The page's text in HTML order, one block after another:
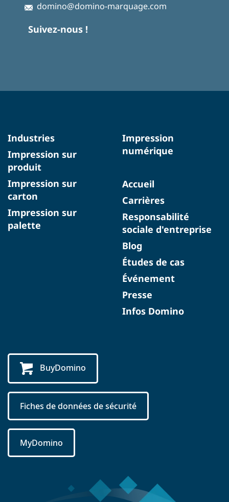
domino@domino-marquage.com
Suivez-nous !
Industries
Impression sur
produit
Impression sur
carton
Impression sur
palette
Impression
numérique
Accueil
Carrières
Responsabilité
sociale d'entreprise
Blog
Études de cas
Événement
Presse
Infos Domino
BuyDomino
Fiches de données de sécurité
MyDomino